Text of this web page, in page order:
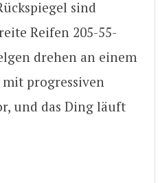
sind
Reifen 205-55-
drehen an einem
progressiven
und das Ding läuft